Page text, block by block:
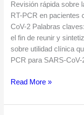
Revisión rápida sobre
RT-PCR en pacientes
CoV-2 Palabras
el fin de reunir y
sobre utilidad clínica
PCR para SARS-CoV-
Ciclos
de
la
RT-
PCR
en
Read More »